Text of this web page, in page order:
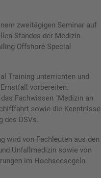
zweitägigen Seminar auf
Standes der Medizin
Offshore Special
Training unterrichten und
vorbereiten.
Fachwissen "Medizin an
sowie die Kenntnisse
des DSVs.
wird von Fachleuten aus den
Unfallmedizin sowie von
im Hochseesegeln